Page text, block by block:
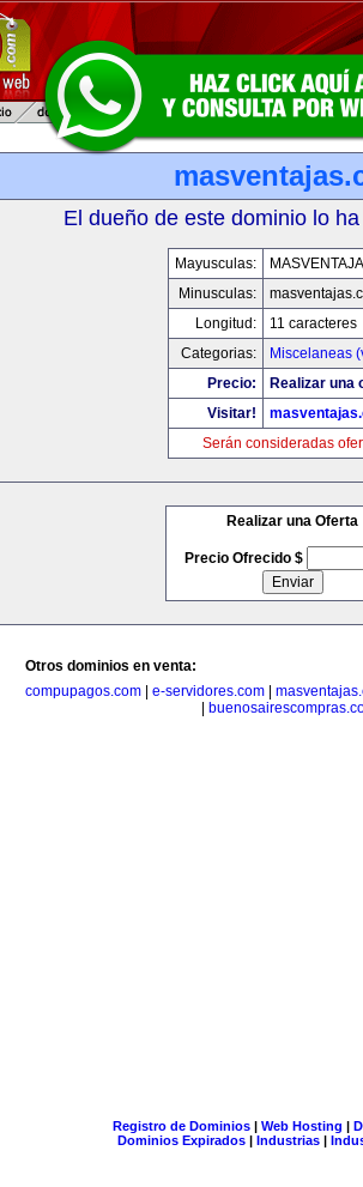
El dueño de este dominio lo
Mayusculas:
Minusculas:
Longitud:
11 caracteres
Categorias:
Miscelaneas
Precio:
Realizar una
Visitar!
Serán consideradas
Realizar una Oferta
Precio Ofrecido $
Otros dominios en venta:
compupagos.com
e-servidores.com
Registro de Dominios| Web Hosting |
Dominios Expirados | Industrias |